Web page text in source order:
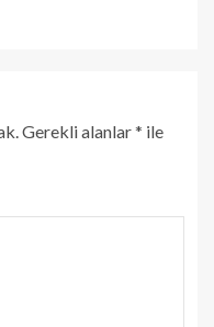
Gerekli alanlar* ile